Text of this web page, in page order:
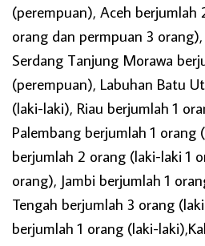
(perempuan), Aceh berjumlah
orang dan permpuan 3
Serdang Tanjung Morawa
(perempuan), Labuhan Batu
(laki-laki), Riau berjumlah 1
Palembang berjumlah 1 orang
berjumlah 2 orang (laki-laki 1
orang), Jambi berjumlah 1
Tengah berjumlah 3 orang
berjumlah 1 orang (laki-